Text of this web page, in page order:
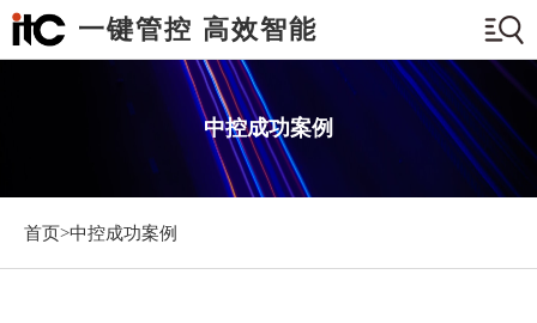
一键管控 高效智能
中控成功案例
首页>中控成功案例